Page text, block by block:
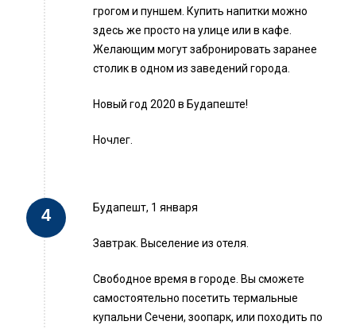
грогом и пуншем. Купить напитки можно
здесь же просто на улице или в кафе.
Желающим могут забронировать заранее
столик в одном из заведений города.
Новый год 2020 в Будапеште!
Ночлег.
Будапешт, 1 января
Завтрак. Выселение из отеля.
Свободное время в городе. Вы сможете
самостоятельно посетить термальные
купальни Сечени, зоопарк, или походить по